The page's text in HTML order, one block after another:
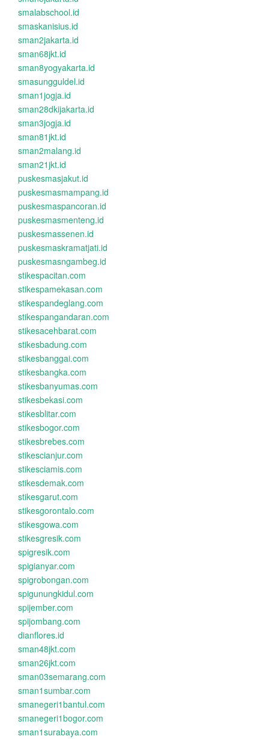
smalabschool.id
smaskanisius.id
sman2jakarta.id
sman68jkt.id
sman8yogyakarta.id
smasungguldel.id
sman1jogja.id
sman28dkijakarta.id
sman3jogja.id
sman81jkt.id
sman2malang.id
sman21jkt.id
puskesmasjakut.id
puskesmasmampang.id
puskesmaspancoran.id
puskesmasmenteng.id
puskesmassenen.id
puskesmaskramatjati.id
puskesmasngambeg.id
stikespacitan.com
stikespamekasan.com
stikespandeglang.com
stikespangandaran.com
stikesacehbarat.com
stikesbadung.com
stikesbanggai.com
stikesbangka.com
stikesbanyumas.com
stikesbekasi.com
stikesblitar.com
stikesbogor.com
stikesbrebes.com
stikescianjur.com
stikesciamis.com
stikesdemak.com
stikesgarut.com
stikesgorontalo.com
stikesgowa.com
stikesgresik.com
spigresik.com
spigianyar.com
spigrobongan.com
spigunungkidul.com
spijember.com
spijombang.com
dianflores.id
sman48jkt.com
sman26jkt.com
sman03semarang.com
sman1sumbar.com
smanegeri1bantul.com
smanegeri1bogor.com
sman1surabaya.com